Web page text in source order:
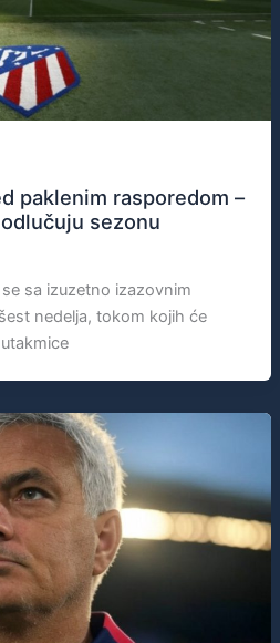
paklenim rasporedom –
sezonu
sa izuzetno izazovnim
nedelja, tokom kojih će